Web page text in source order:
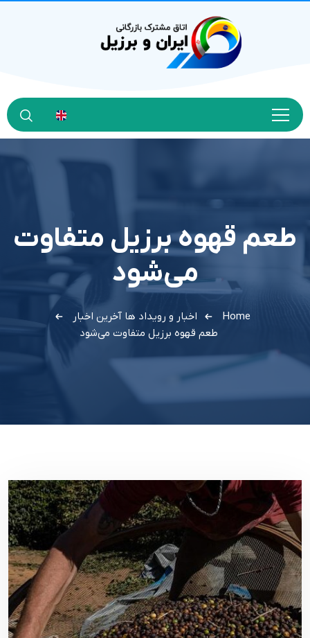
طعم قهوه برزیل متفاوت
می‌شود
Home اخبار و رویداد ها آخرین اخبار
طعم قهوه برزیل متفاوت می‌شود